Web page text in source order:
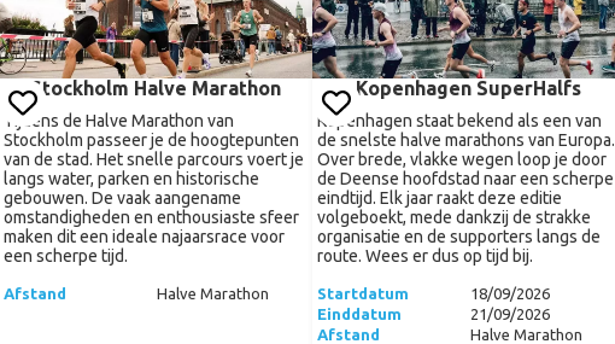
Stockholm Halve Marathon
Tijdens de Halve Marathon van
Stockholm passeer je de hoogtepunten
van de stad. Het snelle parcours voert je
langs water, parken en historische
gebouwen. De vaak aangename
omstandigheden en enthousiaste sfeer
maken dit een ideale najaarsrace voor
een scherpe tijd.
Afstand Halve Marathon
Kopenhagen SuperHalfs
Kopenhagen staat bekend als een van
de snelste halve marathons van Europa.
Over brede, vlakke wegen loop je door
de Deense hoofdstad naar een scherpe
eindtijd. Elk jaar raakt deze editie
volgeboekt, mede dankzij de strakke
organisatie en de supporters langs de
route. Wees er dus op tijd bij.
Startdatum
18/09/2026
Einddatum
21/09/2026
Afstand
Halve Marathon